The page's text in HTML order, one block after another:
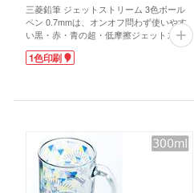
三菱鉛筆 ジェットストリーム 3色ボール
ペン 0.7mmは、オンオフ問わず使いやす
い黒・赤・青の超・低摩擦ジェットストリ
ームインク搭載。0.7mmのボール径なの
で、書類などに文字をしっかり書くのに最
とどまらず海外でも大人気!誰もがもらっ
す。普段使いしやすい多色ボールペンは、
名入れすれば宣伝効果抜群!周年記念品や
卒業記念品にピッタリな、オリジナル化粧
箱入れもできます。
1色印刷